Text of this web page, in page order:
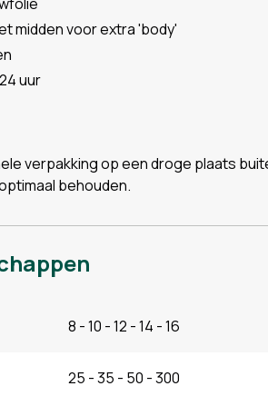
midden voor extra 'body'
uur
verpakking op een droge plaats
behouden.
8 - 10 - 12 - 14 - 16
25 - 35 - 50 - 300